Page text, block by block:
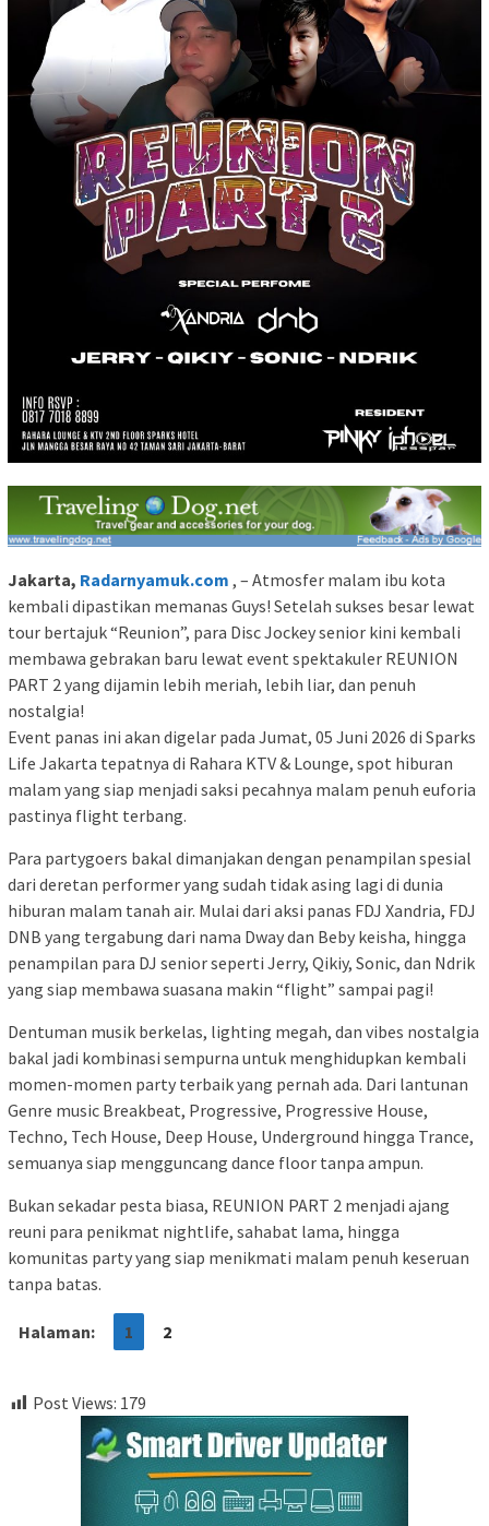
Jakarta, Radarnyamuk.com , – Atmosfer malam ibu kota
kembali dipastikan memanas Guys! Setelah sukses besar lewat
tour bertajuk “Reunion”, para Disc Jockey senior kini kembali
membawa gebrakan baru lewat event spektakuler REUNION
PART 2 yang dijamin lebih meriah, lebih liar, dan penuh
nostalgia!
Event panas ini akan digelar pada Jumat, 05 Juni 2026 di Sparks
Life Jakarta tepatnya di Rahara KTV & Lounge, spot hiburan
malam yang siap menjadi saksi pecahnya malam penuh euforia
pastinya flight terbang.
Para partygoers bakal dimanjakan dengan penampilan spesial
dari deretan performer yang sudah tidak asing lagi di dunia
hiburan malam tanah air. Mulai dari aksi panas FDJ Xandria, FDJ
DNB yang tergabung dari nama Dway dan Beby keisha, hingga
penampilan para DJ senior seperti Jerry, Qikiy, Sonic, dan Ndrik
yang siap membawa suasana makin “flight” sampai pagi!
Dentuman musik berkelas, lighting megah, dan vibes nostalgia
bakal jadi kombinasi sempurna untuk menghidupkan kembali
momen-momen party terbaik yang pernah ada. Dari lantunan
Genre music Breakbeat, Progressive, Progressive House,
Techno, Tech House, Deep House, Underground hingga Trance,
semuanya siap mengguncang dance floor tanpa ampun.
Bukan sekadar pesta biasa, REUNION PART 2 menjadi ajang
reuni para penikmat nightlife, sahabat lama, hingga
komunitas party yang siap menikmati malam penuh keseruan
tanpa batas.
Halaman: 1 2
Post Views: 179